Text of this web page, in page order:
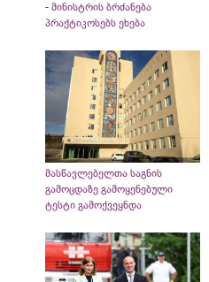
- მინისტრის ბრძანება
პრაქტიკოსებს ეხება
მასწავლებელთა საგნის
გამოცდაზე გამოყენებული
ტესტი გამოქვეყნდა